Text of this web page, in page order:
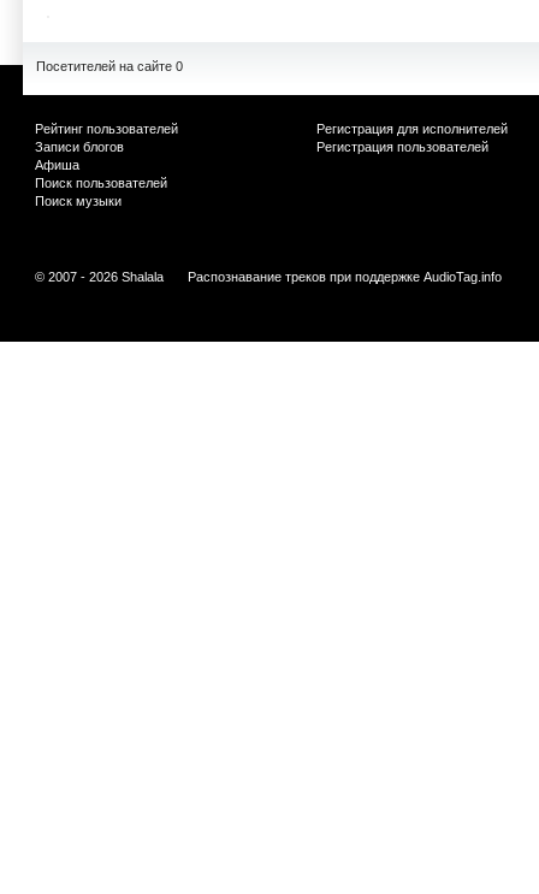
Посетителей на сайте 0
Рейтинг пользователей
Записи блогов
Афиша
Поиск пользователей
Поиск музыки
Регистрация для исполнителей
Регистрация пользователей
© 2007 - 2026 Shalala Распознавание треков при поддержке AudioTag.info